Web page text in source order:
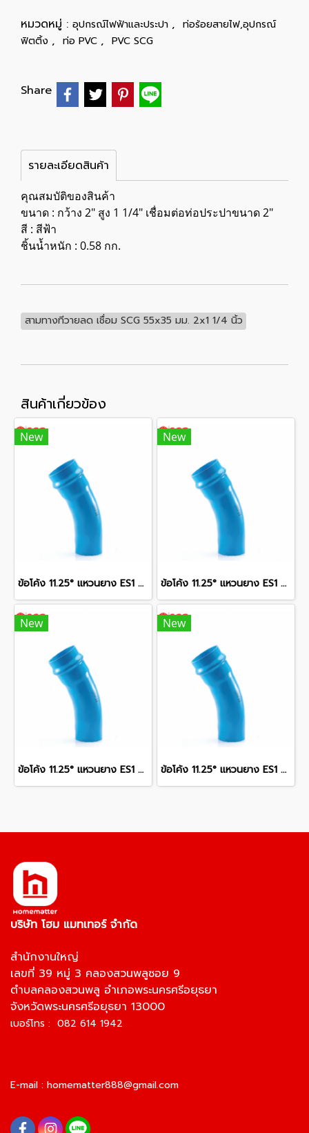
หมวดหมู่ : อุปกรณ์ไฟฟ้าและประปา , ท่อร้อยสายไฟ,อุปกรณ์
ฟิตติ้ง , ท่อ PVC , PVC SCG
Share
รายละเอียดสินค้า
คุณสมบัติของสินค้า
ขนาด : กว้าง 2" สูง 1 1/4" เชื่อมต่อท่อประปาขนาด 2"
สี : สีฟ้า
ชิ้นน้ำหนัก : 0.58 กก.
สามทางทีวายลด เชื่อม SCG 55x35 มม. 2x1 1/4 นิ้ว
สินค้าเกี่ยวข้อง
New
ข้อโค้ง 11.25° แหวนยาง ES1 SCG ขนาด 400 มม. (16 นิ้ว ) ชั้น 13.5
New
ข้อโค้ง 11.25° แหวนยาง ES1 SCG ขนาด 350 มม. (14 นิ้ว ) ชั้น 13.5
New
ข้อโค้ง 11.25° แหวนยาง ES1 SCG ขนาด 300 มม. (12 นิ้ว ) ชั้น 13.5
New
ข้อโค้ง 11.25° แหวนยาง ES1 SCG ขนาด 250 มม. (10 นิ้ว ) ชั้น 13.5
บริษัท โฮม แมทเทอร์ จำกัด
สำนักงานใหญ่
เลขที่ 39 หมู่ 3 คลองสวนพลูซอย 9
ตำบลคลองสวนพลู อำเภอพระนครศรีอยุธยา
จังหวัดพระนครศรีอยุธยา 13000
เบอร์โทร : 082 614 1942
E-mail : homematter888@gmail.com